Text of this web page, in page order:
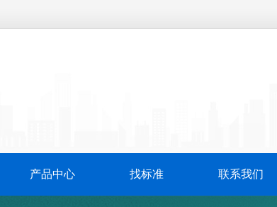
产品中心 找标准 联系我们